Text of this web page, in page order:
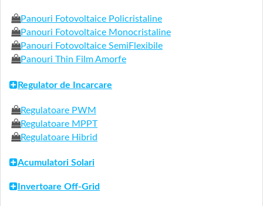
Panouri Fotovoltaice Policristaline
Panouri Fotovoltaice Monocristaline
Panouri Fotovoltaice SemiFlexibile
Panouri Thin Film Amorfe
Regulator de Incarcare
Regulatoare PWM
Regulatoare MPPT
Regulatoare Hibrid
Acumulatori Solari
Invertoare Off-Grid